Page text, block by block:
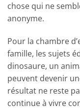
chose qui ne
anonyme.
Pour la chambre
famille, les sujets
dinosaure, un
peuvent devenir
résultat ne reste
continue à vivre